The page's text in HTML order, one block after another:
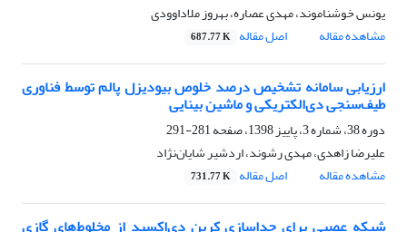
یونس خوشناموند، مهدی عصاره، بهروز ملاداوودی
مشاهده مقاله
اصل مقاله 687.77 K
ارزیابی سامانه تشخیص درصد خلوص بیودیزل پالم توسط فناوری
طیف‌سنجی دی‌الکتریکی و ماشین بینایی
دوره 38، شماره 3، پاییز 1398، صفحه
281-291
علیرضا زاهدی، مهدی رشوند، اردشیر شایان‌نژاد
مشاهده مقاله
اصل مقاله 731.77 K